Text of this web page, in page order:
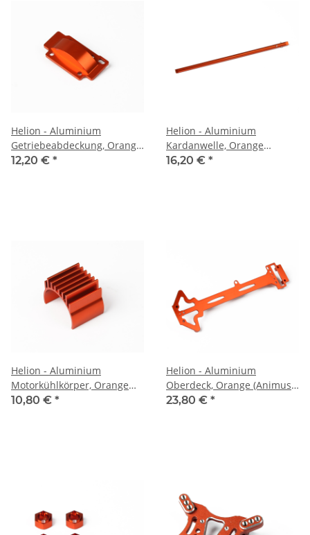
Helion - Aluminium
Getriebeabdeckung, Orange
(Animus SC/TR) (HLNA0173)
12,20 € *
Helion - Aluminium
Kardanwelle, Orange
(Animus SC/TR) (HLNA0174)
16,20 € *
Helion - Aluminium
Motorkühlkörper, Orange
(Animus SC/TR) (HLNA0176)
10,80 € *
Helion - Aluminium
Oberdeck, Orange (Animus
SC/TR) (HLNA0166)
23,80 € *